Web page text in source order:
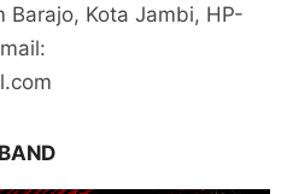
Barajo, Kota Jambi, HP-